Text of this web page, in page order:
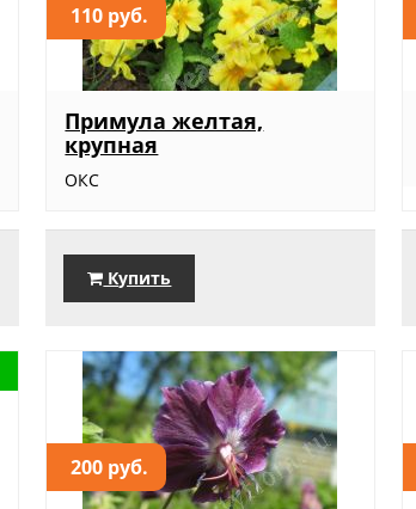
110 руб.
Примула желтая,
крупная
ОКС
Купить
200 руб.